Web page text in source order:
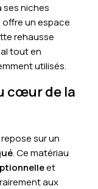
ses niches
offre un espace
rehausse
tout en
utilisés.
cœur de la
sur un
. Ce matériau
et
aux